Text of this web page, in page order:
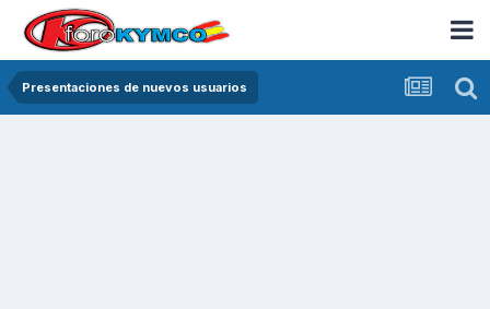
Presentaciones de nuevos usuarios